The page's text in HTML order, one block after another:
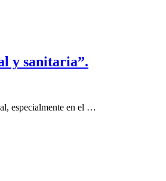
y sanitaria”.
especialmente en el …